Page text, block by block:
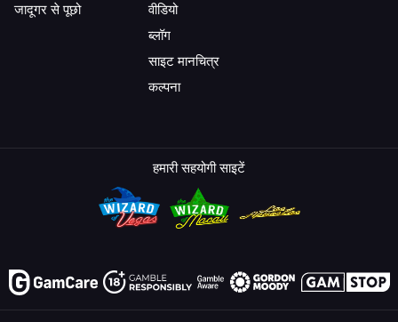
जादूगर से पूछो
वीडियो
ब्लॉग
साइट मानचित्र
कल्पना
हमारी सहयोगी साइटें